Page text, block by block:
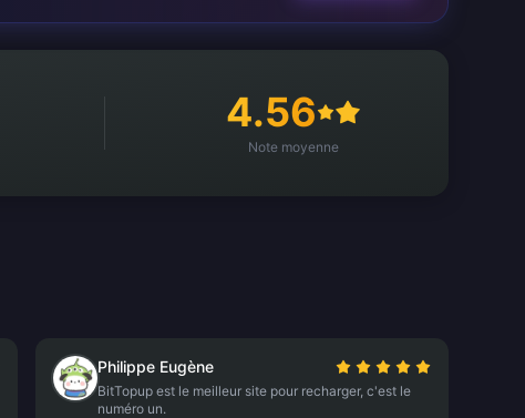
4.56
Note moyenne
Philippe Eugène
BitTopup est le meilleur site pour recharger, c'est le
numéro un.